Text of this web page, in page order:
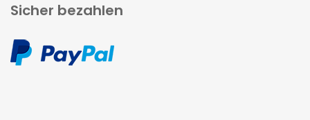
Sicher bezahlen